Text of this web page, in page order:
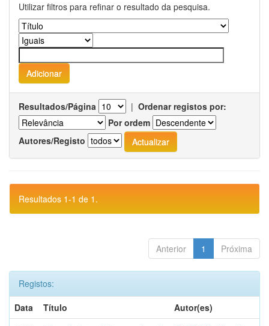
Utilizar filtros para refinar o resultado da pesquisa.
Resultados/Página | Ordenar registos por:
Por ordem
Autores/Registo
Resultados 1-1 de 1.
Anterior 1 Próxima
Registos:
Data
Título
Autor(es)